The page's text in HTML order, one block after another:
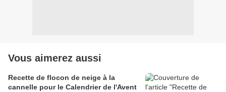
Vous aimerez aussi
Recette de flocon de neige à la
cannelle pour le Calendrier de l'Avent